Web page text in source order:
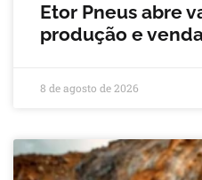
Etor Pneus abre
produção e
8 de agosto de 2026